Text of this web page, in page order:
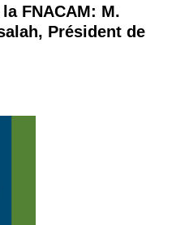
FNACAM: M.
Président de